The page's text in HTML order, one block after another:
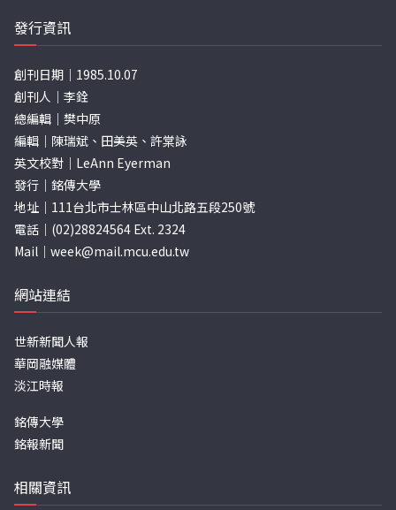
發行資訊
創刊日期｜1985.10.07
創刊人｜李銓
總編輯｜樊中原
編輯｜陳瑞斌、田美英、許棠詠
英文校對｜LeAnn Eyerman
發行｜銘傳大學
地址｜111台北市士林區中山北路五段250號
電話｜(02)28824564 Ext. 2324
Mail｜ week@mail.mcu.edu.tw
網站連結
世新新聞人報
華岡融媒體
淡江時報
銘傳大學
銘報新聞
相關資訊